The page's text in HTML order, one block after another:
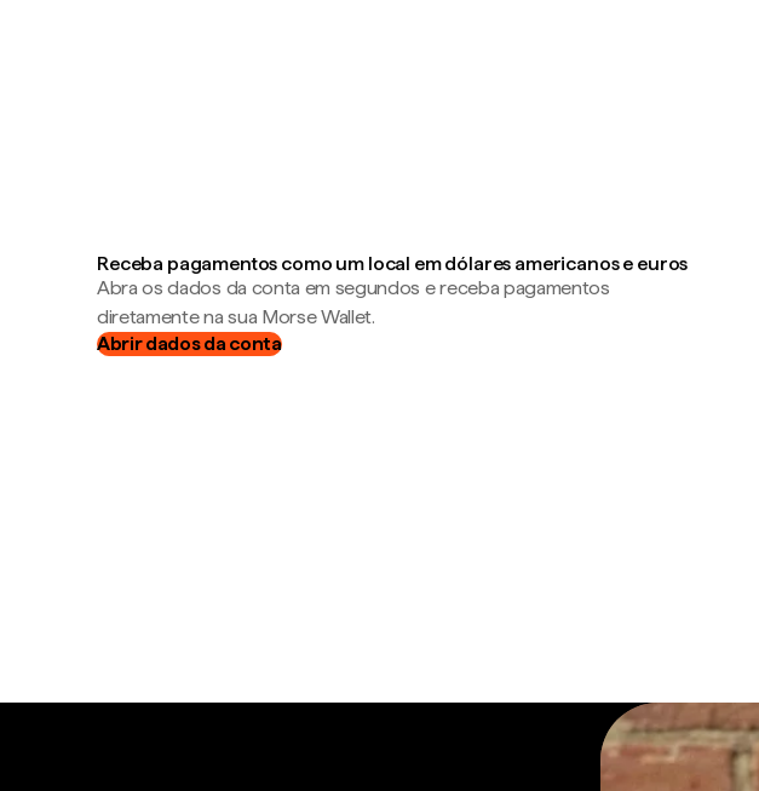
Receba pagamentos como um local em dólares americanos e euros
Abra os dados da conta em segundos e receba pagamentos
diretamente na sua Morse Wallet.
Abrir dados da conta